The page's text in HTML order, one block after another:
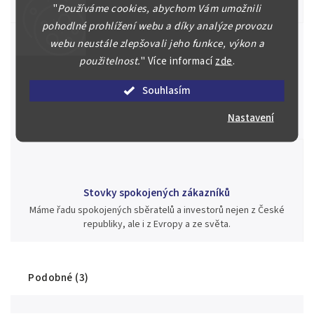
"Používáme cookies, abychom Vám umožnili
pohodlné prohlížení webu a díky analýze provozu
webu neustále zlepšovali jeho funkce, výkon a
použitelnost." Více informacízde.
Souhlasím
Nastavení
aukci nebo Vám poradíme kam investovat.
Jsme zde pro Vás nepřetržitě již od roku 2000
Během té doby jsme v našich aukcích prodali významné sbírky i
Stovky spokojených zákazníků
Máme řadu spokojených sběratelů a investorů nejen z České
republiky, ale i z Evropy a ze světa.
Podobné (3)